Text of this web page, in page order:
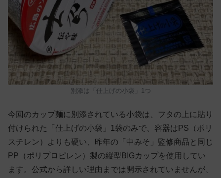
別添は「仕上げの小袋」1つ
今回のカップ麺に別添されている小袋は、フタの上に貼り
付けられた「仕上げの小袋」1袋のみで、容器はPS（ポリ
スチレン）よりも硬い、昨年の「中みそ」監修商品と同じ
PP（ポリプロピレン）製の縦型BIGカップを使用してい
ます。公式から詳しい理由までは開示されていませんが、